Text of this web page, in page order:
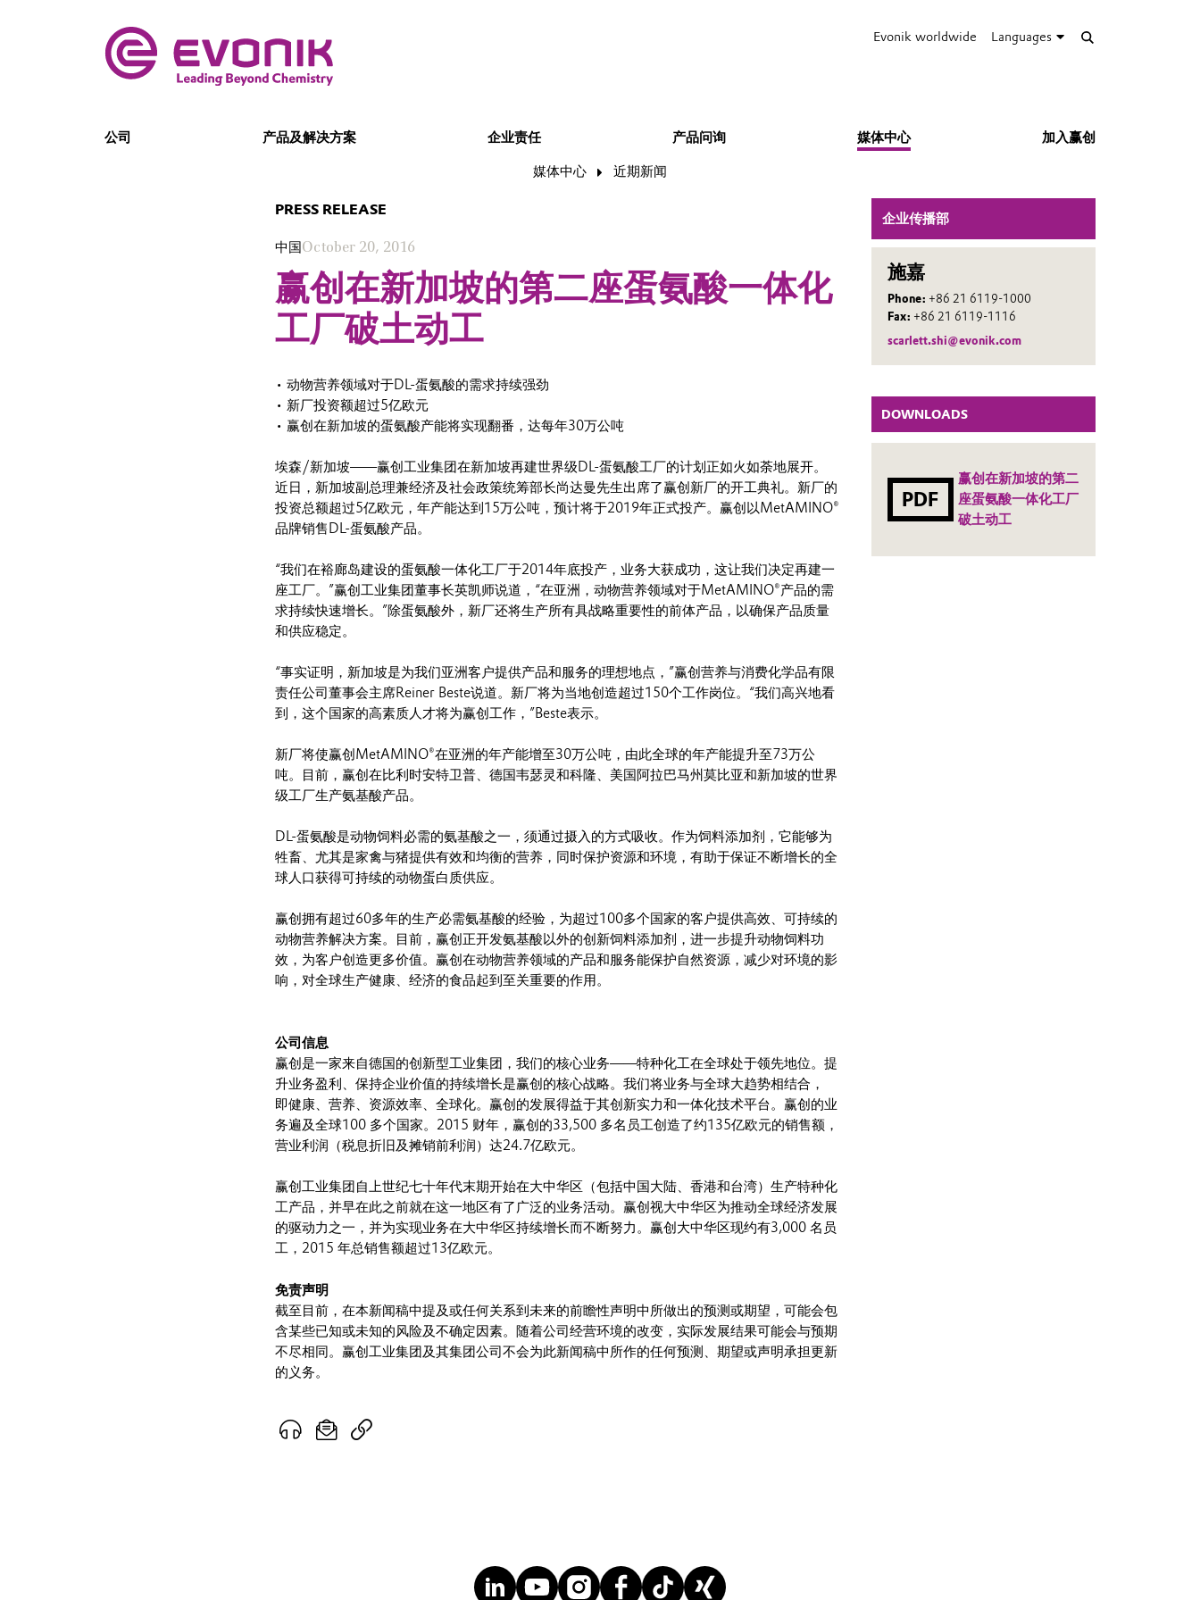
Evonik worldwide Languages
公司 产品及解决方案 企业责任 产品问询 媒体中心 加入赢创
媒体中心 近期新闻
企业传播部
施嘉
Phone: +86 21 6119-1000
Fax: +86 21 6119-1116
scarlett.shi@evonik.com
DOWNLOADS
PDF
赢创在新加坡的第二
座蛋氨酸一体化工厂
破土动工
PRESS RELEASE
中国October 20, 2016
赢创在新加坡的第二座蛋氨酸一体化
工厂破土动工
• 动物营养领域对于DL-蛋氨酸的需求持续强劲
• 新厂投资额超过5亿欧元
• 赢创在新加坡的蛋氨酸产能将实现翻番，达每年30万公吨
埃森/新加坡——赢创工业集团在新加坡再建世界级DL-蛋氨酸工厂的计划正如火如荼地展开。
近日，新加坡副总理兼经济及社会政策统筹部长尚达曼先生出席了赢创新厂的开工典礼。新厂的
投资总额超过5亿欧元，年产能达到15万公吨，预计将于2019年正式投产。赢创以MetAMINO®
品牌销售DL-蛋氨酸产品。
“我们在裕廊岛建设的蛋氨酸一体化工厂于2014年底投产，业务大获成功，这让我们决定再建一
座工厂。”赢创工业集团董事长英凯师说道，“在亚洲，动物营养领域对于MetAMINO®产品的需
求持续快速增长。”除蛋氨酸外，新厂还将生产所有具战略重要性的前体产品，以确保产品质量
和供应稳定。
“事实证明，新加坡是为我们亚洲客户提供产品和服务的理想地点，”赢创营养与消费化学品有限
责任公司董事会主席Reiner Beste说道。新厂将为当地创造超过150个工作岗位。“我们高兴地看
到，这个国家的高素质人才将为赢创工作，”Beste表示。
新厂将使赢创MetAMINO®在亚洲的年产能增至30万公吨，由此全球的年产能提升至73万公
吨。目前，赢创在比利时安特卫普、德国韦瑟灵和科隆、美国阿拉巴马州莫比亚和新加坡的世界
级工厂生产氨基酸产品。
DL-蛋氨酸是动物饲料必需的氨基酸之一，须通过摄入的方式吸收。作为饲料添加剂，它能够为
牲畜、尤其是家禽与猪提供有效和均衡的营养，同时保护资源和环境，有助于保证不断增长的全
球人口获得可持续的动物蛋白质供应。
赢创拥有超过60多年的生产必需氨基酸的经验，为超过100多个国家的客户提供高效、可持续的
动物营养解决方案。目前，赢创正开发氨基酸以外的创新饲料添加剂，进一步提升动物饲料功
效，为客户创造更多价值。赢创在动物营养领域的产品和服务能保护自然资源，减少对环境的影
响，对全球生产健康、经济的食品起到至关重要的作用。
公司信息
赢创是一家来自德国的创新型工业集团，我们的核心业务——特种化工在全球处于领先地位。提
升业务盈利、保持企业价值的持续增长是赢创的核心战略。我们将业务与全球大趋势相结合，
即健康、营养、资源效率、全球化。赢创的发展得益于其创新实力和一体化技术平台。赢创的业
务遍及全球100 多个国家。2015 财年，赢创的33,500 多名员工创造了约135亿欧元的销售额，
营业利润（税息折旧及摊销前利润）达24.7亿欧元。
赢创工业集团自上世纪七十年代末期开始在大中华区（包括中国大陆、香港和台湾）生产特种化
工产品，并早在此之前就在这一地区有了广泛的业务活动。赢创视大中华区为推动全球经济发展
的驱动力之一，并为实现业务在大中华区持续增长而不断努力。赢创大中华区现约有3,000 名员
工，2015 年总销售额超过13亿欧元。
免责声明
截至目前，在本新闻稿中提及或任何关系到未来的前瞻性声明中所做出的预测或期望，可能会包
含某些已知或未知的风险及不确定因素。随着公司经营环境的改变，实际发展结果可能会与预期
不尽相同。赢创工业集团及其集团公司不会为此新闻稿中所作的任何预测、期望或声明承担更新
的义务。